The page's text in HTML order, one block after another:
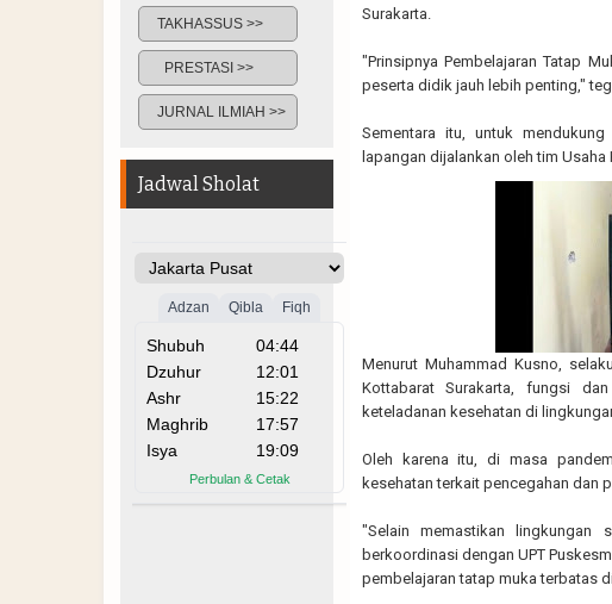
Surakarta.
"Prinsipnya Pembelajaran Tatap
peserta didik jauh lebih penting,"
Sementara itu, untuk
lapangan dijalankan oleh tim
Menurut Muhammad Kusno,
Kottabarat Surakarta, fungsi
keteladanan kesehatan di
Oleh karena itu, di masa
kesehatan terkait pencegahan dan
"Selain memastikan
berkoordinasi dengan UPT
pembelajaran tatap muka terbatas
TAKHASSUS >>
PRESTASI >>
JURNAL ILMIAH >>
Jadwal Sholat